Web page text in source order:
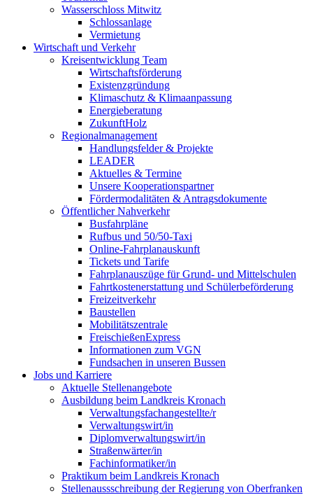
Wasserschloss Mitwitz
Schlossanlage
Vermietung
Wirtschaft und Verkehr
Kreisentwicklung Team
Wirtschaftsförderung
Existenzgründung
Klimaschutz & Klimaanpassung
Energieberatung
ZukunftHolz
Regionalmanagement
Handlungsfelder & Projekte
LEADER
Aktuelles & Termine
Unsere Kooperationspartner
Fördermodalitäten & Antragsdokumente
Öffentlicher Nahverkehr
Busfahrpläne
Rufbus und 50/50-Taxi
Online-Fahrplanauskunft
Tickets und Tarife
Fahrplanauszüge für Grund- und Mittelschulen
Fahrtkostenerstattung und Schülerbeförderung
Freizeitverkehr
Baustellen
Mobilitätszentrale
FreischießenExpress
Informationen zum VGN
Fundsachen in unseren Bussen
Jobs und Karriere
Aktuelle Stellenangebote
Ausbildung beim Landkreis Kronach
Verwaltungsfachangestellte/r
Verwaltungswirt/in
Diplomverwaltungswirt/in
Straßenwärter/in
Fachinformatiker/in
Praktikum beim Landkreis Kronach
Stellenaussschreibung der Regierung von Oberfranken